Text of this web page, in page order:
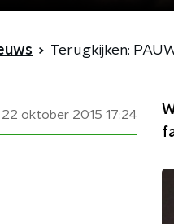
Terugkijken:
oktober 2015 17:24